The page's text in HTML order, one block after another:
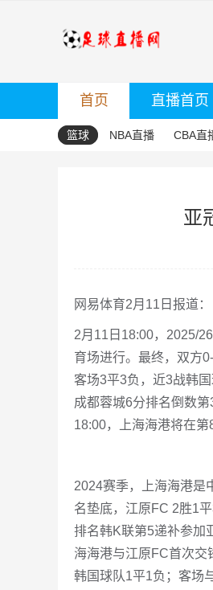
首页 直播首页
篮球 NBA直播 CBA直
亚
网易体育2月11日报道：
2月11日18:00，2025/26
育场进行。最终，双方
客场3平3负，近3战韩
成都蓉城6分排名倒数
18:00，上海海港将在第
2024赛季，上海海港是
名垫底，江原FC 2胜1
排名韩K联第5递补参加
海海港与江原FC首次交
韩国球队1平1负；客场